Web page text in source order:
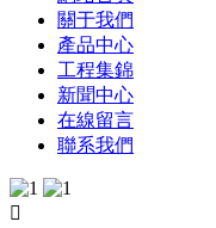
關于我們
產品中心
工程集錦
新聞中心
在線留言
聯系我們
